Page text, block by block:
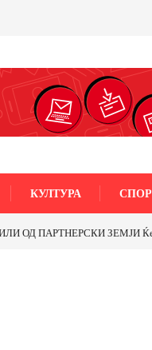
КУЛТУРА
ЗЕМЈИ Ќе